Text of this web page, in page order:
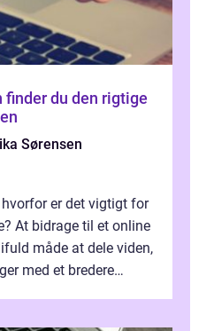
Sørensen
hvorfor er det vigtigt for
At bidrage til et online
måde at dele viden,
med et bredere